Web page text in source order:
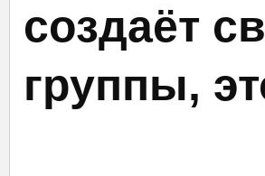
создаёт
группы,